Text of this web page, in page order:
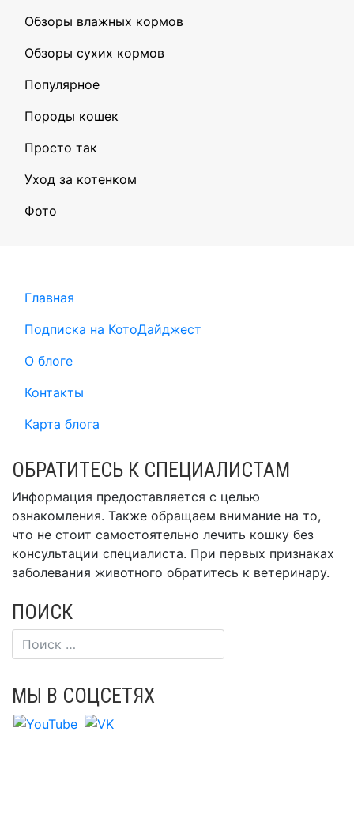
Обзоры влажных кормов
Обзоры сухих кормов
Популярное
Породы кошек
Просто так
Уход за котенком
Фото
Главная
Подписка на КотоДайджест
О блоге
Контакты
Карта блога
ОБРАТИТЕСЬ К СПЕЦИАЛИСТАМ
Информация предоставляется с целью
ознакомления. Также обращаем внимание на то,
что не стоит самостоятельно лечить кошку без
консультации специалиста. При первых признаках
заболевания животного обратитесь к ветеринару.
ПОИСК
МЫ В СОЦСЕТЯХ